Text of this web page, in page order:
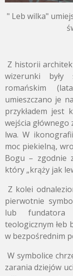
" Leb wilka"
Z historii
wizerunki były
romańskim
umieszczano je
przykładem jest
wejścia głównego
lwa. W
moc piekielną,
Bogu – zgodnie
który „krąży jak
Z kolei
pierwotnie
lub fundatora
teologicznym łeb
w bezpośrednim
W symbolice
zarania dziejów